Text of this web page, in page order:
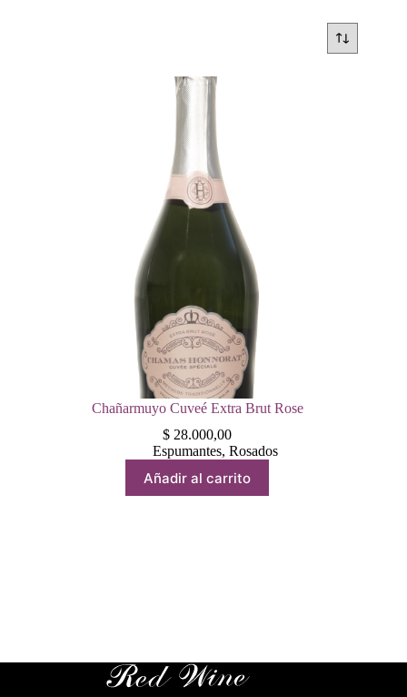
Chañarmuyo Cuveé Extra Brut Rose
$ 28.000,00
Espumantes,Rosados
Añadir al carrito